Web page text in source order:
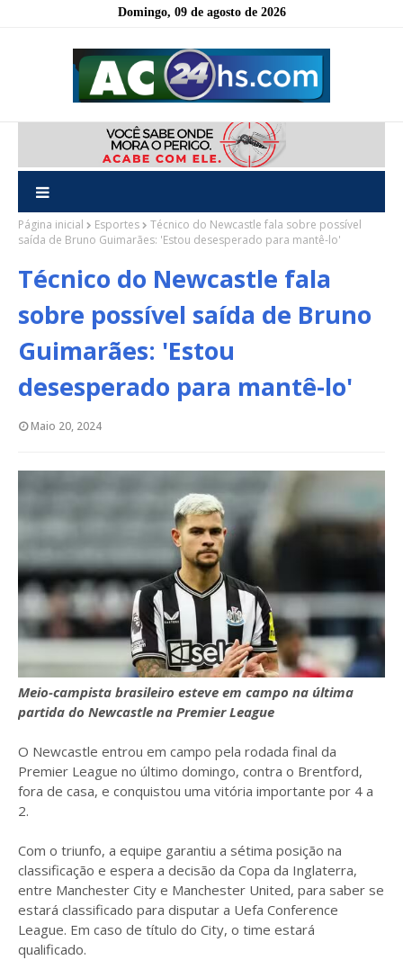
Domingo, 09 de agosto de 2026
Página inicial Esportes
Técnico do Newcastle fala sobre possível
saída de Bruno Guimarães: 'Estou desesperado para mantê-lo'
Técnico do Newcastle fala
sobre possível saída de Bruno
Guimarães: 'Estou
desesperado para mantê-lo'
Maio 20, 2024
Meio-campista brasileiro esteve em campo na última
partida do Newcastle na Premier League
O Newcastle entrou em campo pela rodada final da
Premier League no último domingo, contra o Brentford,
fora de casa, e conquistou uma vitória importante por 4 a
2.
Com o triunfo, a equipe garantiu a sétima posição na
classificação e espera a decisão da Copa da Inglaterra,
entre Manchester City e Manchester United, para saber se
estará classificado para disputar a Uefa Conference
League. Em caso de título do City, o time estará
qualificado.